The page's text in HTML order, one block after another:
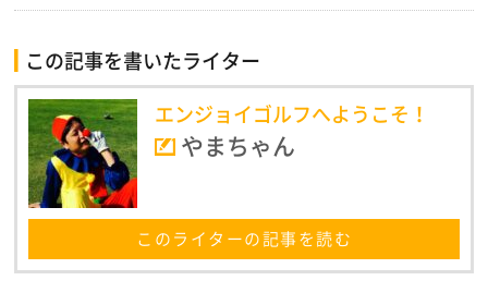
この記事を書いたライター
エンジョイゴルフへようこそ！
やまちゃん
このライターの記事を読む